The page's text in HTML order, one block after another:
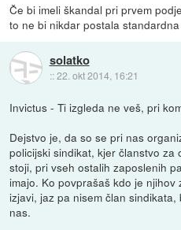
Če bi imeli škandal pri prvem
to ne bi nikdar postala
solatko
::22. okt 2014, 16:21
Invictus - Ti izgleda ne veš, pri
Dejstvo je, da so se pri nas
policijski sindikat, kjer članstvo za
stoji, pri vseh ostalih zaposlenih
imajo. Ko povprašaš kdo je
izjavi, jaz pa nisem član
nas.